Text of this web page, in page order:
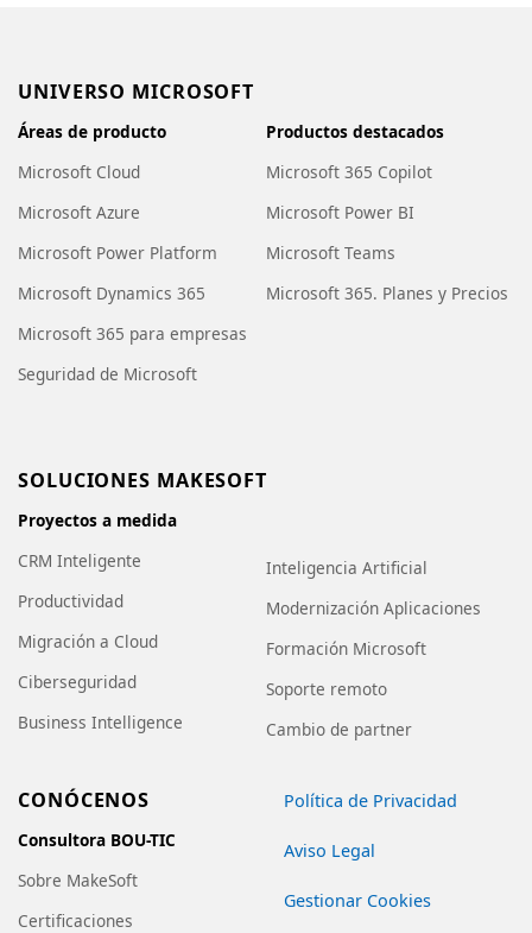
UNIVERSO MICROSOFT
Áreas de producto
Microsoft Cloud
Microsoft Azure
Microsoft Power Platform
Microsoft Dynamics 365
Microsoft 365 para empresas
Seguridad de Microsoft
Productos destacados
Microsoft 365 Copilot
Microsoft Power BI
Microsoft Teams
Microsoft 365. Planes y Precios
SOLUCIONES MAKESOFT
Proyectos a medida
CRM Inteligente
Productividad
Migración a Cloud
Ciberseguridad
Business Intelligence
Inteligencia Artificial
Modernización Aplicaciones
Formación Microsoft
Soporte remoto
Cambio de partner
CONÓCENOS
Consultora BOU-TIC
Sobre MakeSoft
Certificaciones
Política de Privacidad
Aviso Legal
Gestionar Cookies